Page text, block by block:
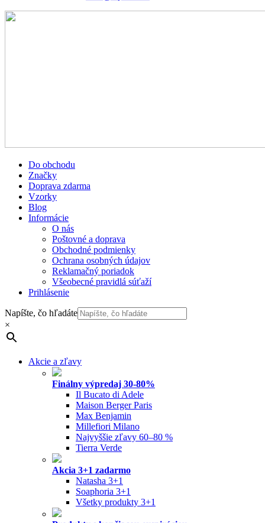
Do obchodu
Značky
Doprava zdarma
Vzorky
Blog
Informácie
O nás
Poštovné a doprava
Obchodné podmienky
Ochrana osobných údajov
Reklamačný poriadok
Všeobecné pravidlá súťaží
Prihlásenie
Napíšte, čo hľadáte
×
Akcie a zľavy
Finálny výpredaj 30-80%
Il Bucato di Adele
Maison Berger Paris
Max Benjamin
Millefiori Milano
Najvyššie zľavy 60–80 %
Tierra Verde
Akcia 3+1 zadarmo
Natasha 3+1
Soaphoria 3+1
Všetky produkty 3+1